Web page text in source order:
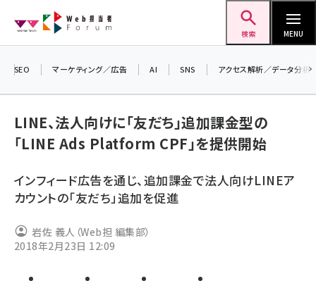
ン
検索 MENU
ai (2801)
note (2310)
SEO マーケティング／広告 AI SNS アクセス解析／データ分析
LINE、法人向けに「友だち」追加課金型の
「LINE Ads Platform CPF」を提供開始
インフィード広告を通じ、追加課金で法人向けLINEア
カウントの「友だち」追加を促進
岩佐 義人（Web担 編集部）
2018年2月23日 12:09